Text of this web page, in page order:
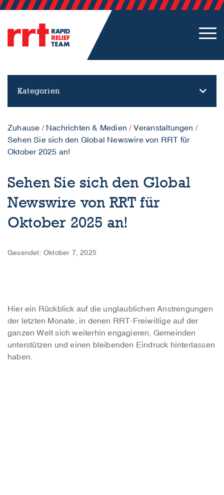
Kategorien
Zuhause / Nachrichten & Medien / Veranstaltungen /
Sehen Sie sich den Global Newswire von RRT für
Oktober 2025 an!
Sehen Sie sich den Global
Newswire von RRT für
Oktober 2025 an!
Gesendet: Oktober 7, 2025
Hier ein Rückblick auf die unglaublichen Anstrengungen
der letzten Monate, in denen RRT-Freiwillige auf der
ganzen Welt sich weiterhin engagieren, Gemeinden
unterstützen und einen bleibenden Eindruck hinterlassen
haben.